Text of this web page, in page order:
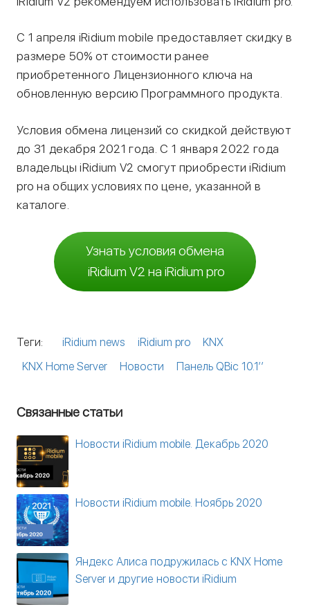
С 1 апреля iRidium mobile предоставляет скидку в
размере 50% от стоимости ранее
приобретенного Лицензионного ключа на
обновленную версию Программного продукта.
Условия обмена лицензий со скидкой действуют
до 31 декабря 2021 года. С 1 января 2022 года
владельцы iRidium V2 смогут приобрести iRidium
pro на общих условиях по цене, указанной в
каталоге.
Узнать условия обмена
iRidium V2 на iRidium pro
Теги: iRidium news iRidium pro
KNX
KNX Home Server
Новости Панель QBic 10.1’’
Связанные статьи
Новости iRidium mobile. Декабрь 2020
Новости iRidium mobile. Ноябрь 2020
Яндекс Алиса подружилась с KNX Home
Server и другие новости iRidium